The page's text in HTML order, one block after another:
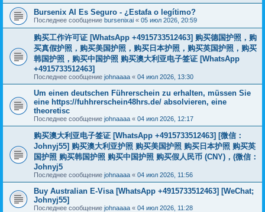
Bursenix AI Es Seguro - ¿Estafa o legítimo?
Последнее сообщение bursenixai « 05 июл 2026, 20:59
购买工作许可证 [WhatsApp +4915733512463] 购买德国护照，购
买真假护照，购买美国护照，购买日本护照，购买英国护照，购买
韩国护照，购买中国护照 购买澳大利亚电子签证 [WhatsApp
+4915733512463]
Последнее сообщение johnaaaa « 04 июл 2026, 13:30
Um einen deutschen Führerschein zu erhalten, müssen Sie
eine https://fuhhrerschein48hrs.de/ absolvieren, eine
theoretisc
Последнее сообщение johnaaaa « 04 июл 2026, 12:17
购买澳大利亚电子签证 [WhatsApp +4915733512463] [微信：
Johnyj55] 购买澳大利亚护照 购买美国护照 购买日本护照 购买英
国护照 购买韩国护照 购买中国护照 购买假人民币 (CNY)，(微信：
Johnyj5
Последнее сообщение johnaaaa « 04 июл 2026, 11:56
Buy Australian E-Visa [WhatsApp +4915733512463] [WeChat;
Johnyj55]
Последнее сообщение johnaaaa « 04 июл 2026, 11:28